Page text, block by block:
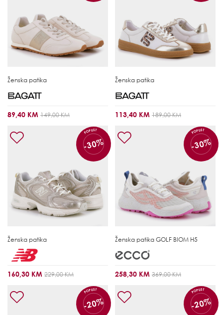
Ženska patika
89,40 KM 149,00 KM
Ženska patika
113,40 KM 189,00 KM
POPUST
-30%
Ženska patika
160,30 KM 229,00 KM
POPUST
-30%
Ženska patika GOLF BIOM H5
258,30 KM 369,00 KM
POPUST
-20%
POPUST
-20%